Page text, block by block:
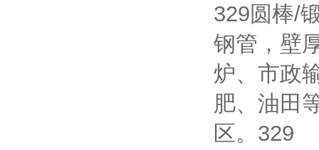
329圆棒/
钢管，壁
炉、市政
肥、油田
区。329